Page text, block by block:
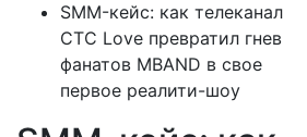
SMM-кейс: как телеканал
СТС Love превратил гнев
фанатов MBAND в свое
первое реалити-шоу